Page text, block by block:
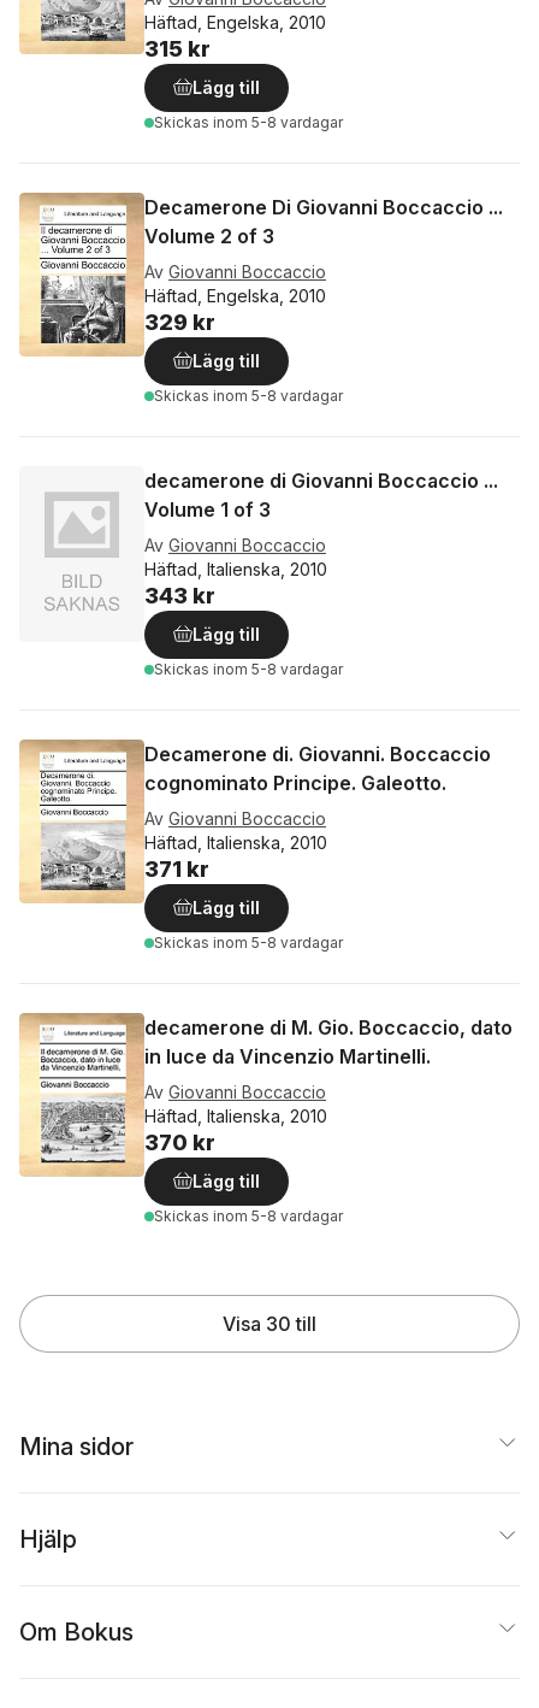
Häftad, Engelska, 2010
315 kr
Lägg till
Skickas inom 5-8 vardagar
Decamerone Di Giovanni Boccaccio ...
Volume 2 of 3
Av Giovanni Boccaccio
Häftad, Engelska, 2010
329 kr
Lägg till
Skickas inom 5-8 vardagar
decamerone di Giovanni Boccaccio ...
Volume 1 of 3
Av Giovanni Boccaccio
Häftad, Italienska, 2010
343 kr
Lägg till
Skickas inom 5-8 vardagar
Decamerone di. Giovanni. Boccaccio
cognominato Principe. Galeotto.
Av Giovanni Boccaccio
Häftad, Italienska, 2010
371 kr
Lägg till
Skickas inom 5-8 vardagar
decamerone di M. Gio. Boccaccio, dato
in luce da Vincenzio Martinelli.
Av Giovanni Boccaccio
Häftad, Italienska, 2010
370 kr
Lägg till
Skickas inom 5-8 vardagar
Visa 30 till
Mina sidor
Hjälp
Om Bokus